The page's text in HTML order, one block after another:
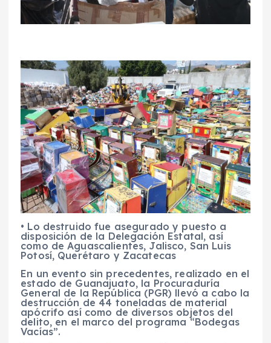
• Lo destruido fue asegurado y puesto a
disposición de la Delegación Estatal, así
como de Aguascalientes, Jalisco, San Luis
Potosí, Querétaro y Zacatecas
En un evento sin precedentes, realizado en el
estado de Guanajuato, la Procuraduría
General de la República (PGR) llevó a cabo la
destrucción de 44 toneladas de material
apócrifo así como de diversos objetos del
delito, en el marco del programa “Bodegas
Vacías”.